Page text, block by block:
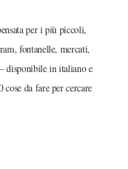
per i più piccoli,
fontanelle, mercati,
disponibile in italiano e
da fare per cercare